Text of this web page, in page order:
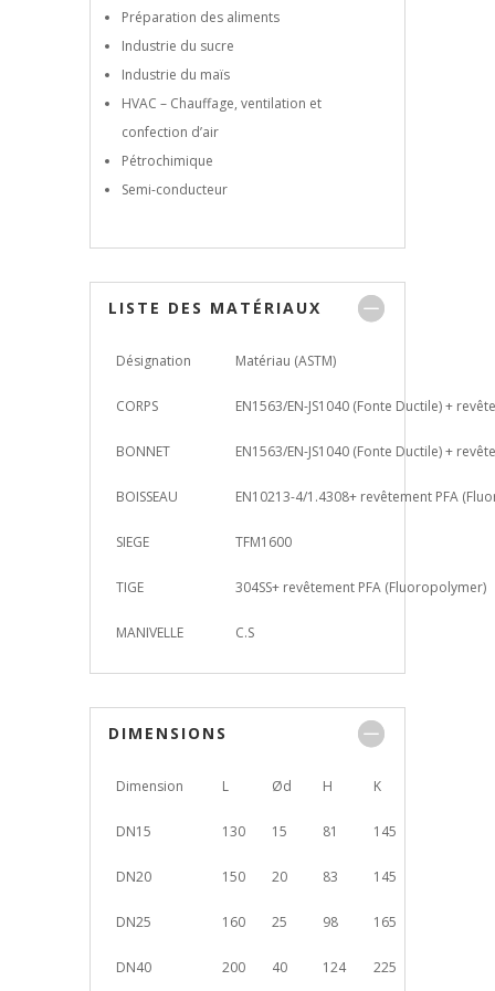
Préparation des aliments
Industrie du sucre
Industrie du maïs
HVAC – Chauffage, ventilation et
confection d’air
Pétrochimique
Semi-conducteur
LISTE DES MATÉRIAUX
Désignation Matériau (ASTM)
CORPS EN1563/EN-JS1040 (Fonte Ductile) +
BONNET EN1563/EN-JS1040 (Fonte Ductile) +
BOISSEAU EN10213-4/1.4308+ revêtement PFA
SIEGE TFM1600
TIGE 304SS+ revêtement PFA (Fluoropolymer)
MANIVELLE C.S
DIMENSIONS
Dimension L Ød H K
DN15 130 15 81 145
DN20 150 20 83 145
DN25 160 25 98 165
DN40 200 40 124 225